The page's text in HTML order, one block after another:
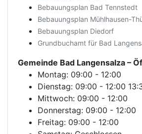
Bebauungsplan Bad Tennstedt
Bebauungsplan Mühlhausen-
Bebauungsplan Diedorf
Grundbuchamt für Bad
Gemeinde Bad Langensalza –
Montag: 09:00 - 12:00
Dienstag: 09:00 - 12:00
Mittwoch: 09:00 - 12:00
Donnerstag: 09:00 - 12:00
Freitag: 09:00 - 12:00